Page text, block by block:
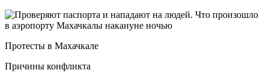
Протесты в Махачкале
Причины конфликта